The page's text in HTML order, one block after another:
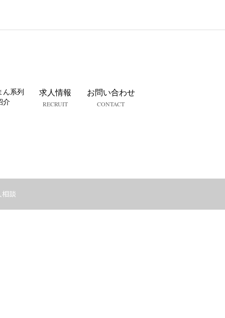
ん系列
介
求人情報
RECRUIT
お問い合わせ
CONTACT
談